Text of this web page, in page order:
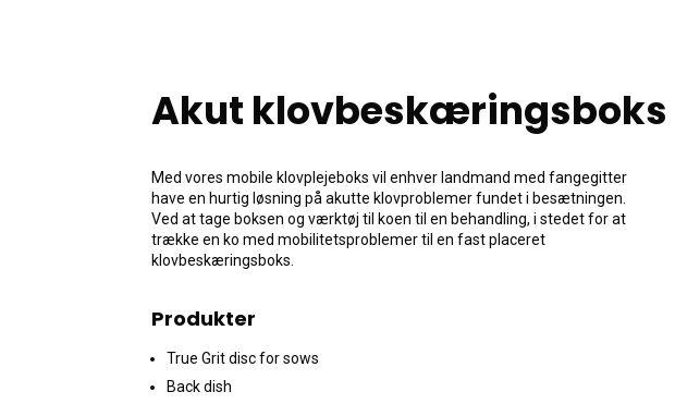
Akut klovbeskæringsboks
Med vores mobile klovplejeboks vil enhver landmand med fangegitter
have en hurtig løsning på akutte klovproblemer fundet i besætningen.
Ved at tage boksen og værktøj til koen til en behandling, i stedet for at
trække en ko med mobilitetsproblemer til en fast placeret
klovbeskæringsboks.
Produkter
True Grit disc for sows
Back dish